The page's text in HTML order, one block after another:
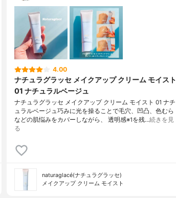
4.00
ナチュラグラッセ メイクアップ クリーム モイスト
01 ナチュラルベージュ
ナチュラグラッセ メイクアップ クリーム モイスト 01 ナチ
ュラルベージュ巧みに光を操ることで毛穴、凹凸、色むら
などの肌悩みをカバーしながら、 透明感※1を残…続きを見
る
naturaglacé(ナチュラグラッセ)
メイクアップ クリーム モイスト